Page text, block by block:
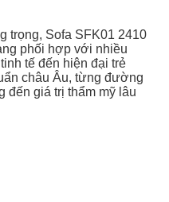
trọng, Sofa SFK01 2410
phối hợp với nhiều
tế đến hiện đại trẻ
châu Âu, từng đường
đến giá trị thẩm mỹ lâu